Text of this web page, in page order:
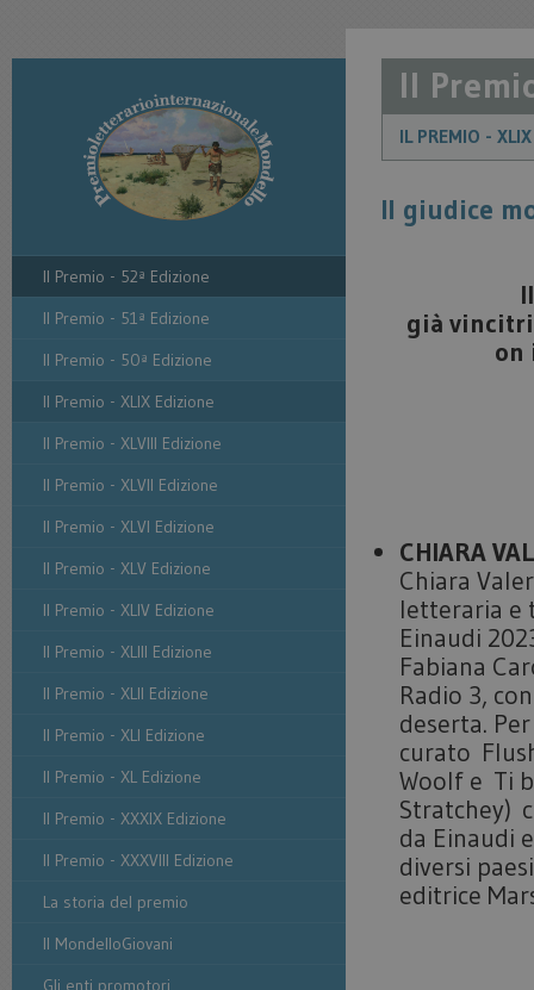
Il Premio - 52ª Edizione
Il Premio - 51ª Edizione
Il Premio - 50ª Edizione
Il Premio - XLIX Edizione
Il Premio - XLVIII Edizione
Il Premio - XLVII Edizione
Il Premio - XLVI Edizione
Il Premio - XLV Edizione
Il Premio - XLIV Edizione
Il Premio - XLIII Edizione
Il Premio - XLII Edizione
Il Premio - XLI Edizione
Il Premio - XL Edizione
Il Premio - XXXIX Edizione
Il Premio - XXXVIII Edizione
La storia del premio
Il MondelloGiovani
Gli enti promotori
Il
IL PREMIO -
Il giudice
già
on
CHIARA
Chiara
letteraria e
Einaudi
Fabiana
Radio 3,
deserta.
curato
Woolf e Ti
Stratchey)
da Einaudi
diversi
editrice